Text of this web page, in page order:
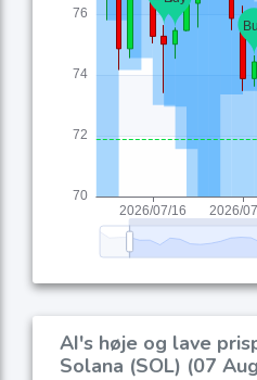
AI's høje og lave
Solana (SOL) (07